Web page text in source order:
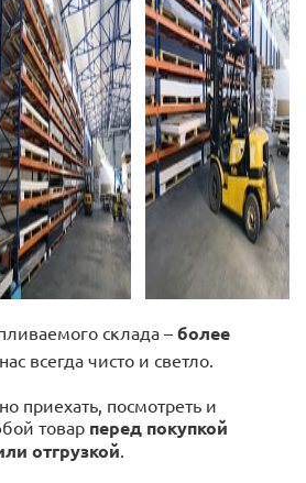
склада – более
всегда чисто и светло.
приехать, посмотреть и
товар перед покупкой
отгрузкой.